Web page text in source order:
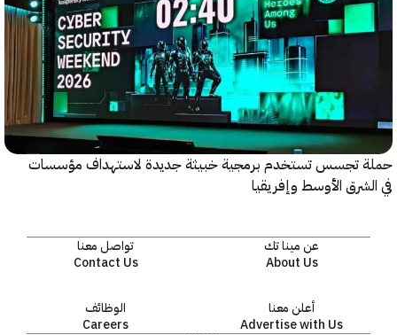
تجسس تستخدم برمجية خبيثة جديدة لاستهداف مؤسسات
الأوسط وإفريقيا
عن مينا تك
About Us
تواصل معنا
Contact Us
أعلن معنا
Advertise with Us
الوظائف
Careers